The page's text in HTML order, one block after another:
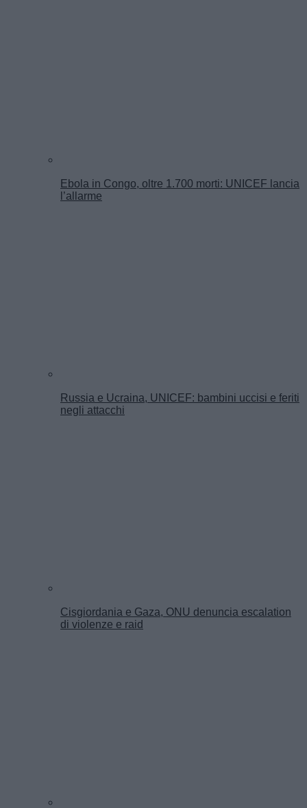
Ebola in Congo, oltre 1.700 morti: UNICEF lancia
l’allarme
Russia e Ucraina, UNICEF: bambini uccisi e feriti
negli attacchi
Cisgiordania e Gaza, ONU denuncia escalation
di violenze e raid